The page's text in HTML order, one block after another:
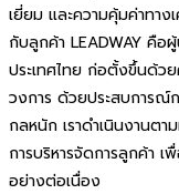
เยี่ยม และความคุ้มค่าทา
กับลูกค้า LEADWAY คือ
ประเทศไทย ก่อตั้งขึ้นด้ว
วงการ ด้วยประสบการณ์ก
กลหนัก เราดำเนินงานต
การบริหารจัดการลูกค้า
อย่างต่อเนื่อง